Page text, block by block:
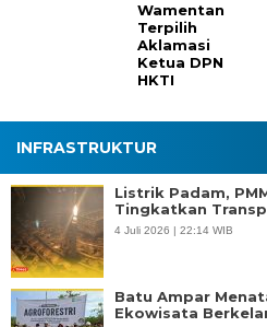
Wamentan
Terpilih
Aklamasi
Ketua DPN
HKTI
INFRASTRUKTUR
Listrik Padam,
Tingkatkan
4 Juli 2026 | 22:14 WIB
Batu Ampar
Ekowisata